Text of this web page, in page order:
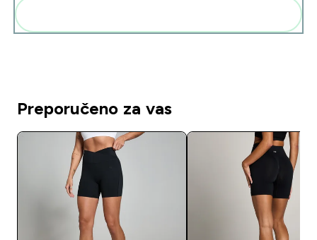
Preporučeno za vas